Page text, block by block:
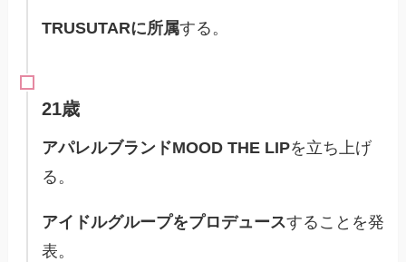
TRUSUTARに所属する。
21歳
アパレルブランドMOOD THE LIPを立ち上げ
る。
アイドルグループをプロデュースすることを発
表。